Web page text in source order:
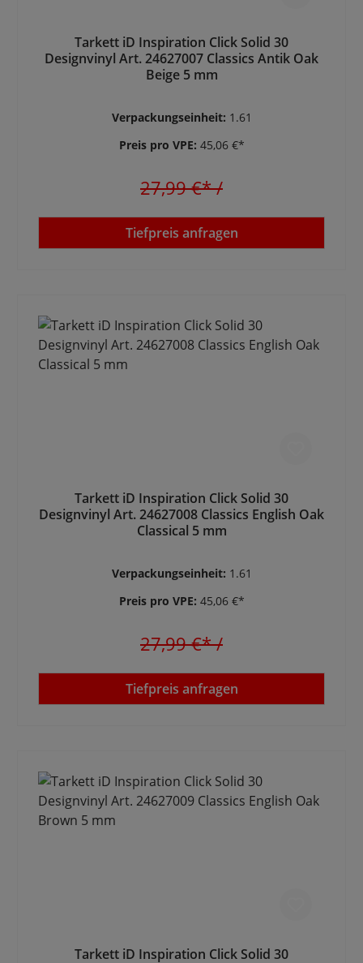
Tarkett iD Inspiration Click Solid 30
Designvinyl Art. 24627007 Classics Antik Oak
Beige 5 mm
Verpackungseinheit: 1.61
Preis pro VPE: 45,06 €*
27,99 €*/
Tiefpreis anfragen
Tarkett iD Inspiration Click Solid 30
Designvinyl Art. 24627008 Classics English Oak
Classical 5 mm
Verpackungseinheit: 1.61
Preis pro VPE: 45,06 €*
27,99 €*/
Tiefpreis anfragen
Tarkett iD Inspiration Click Solid 30